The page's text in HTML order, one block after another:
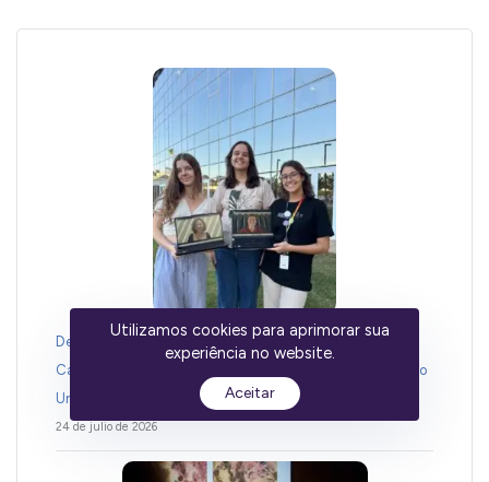
Del banco al podio: cómo la innovación de CEPID
CancerThera contra el cáncer de piel ha logrado el Desafío
Unicamp 2026.
24 de julio de 2026
Utilizamos cookies para aprimorar sua
experiência no website.
Aceitar